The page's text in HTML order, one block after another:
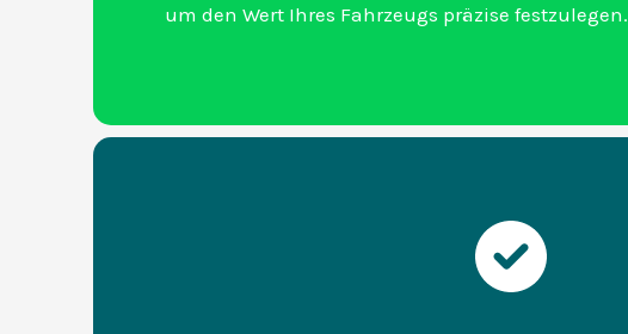
um den Wert Ihres Fahrzeugs präzise festzulegen.